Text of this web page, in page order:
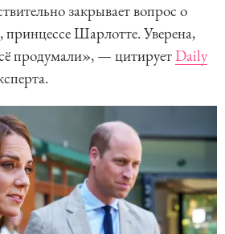
закрывает вопрос о
принцессе Шарлотте. Уверена,
продумали», — цитируетDaily